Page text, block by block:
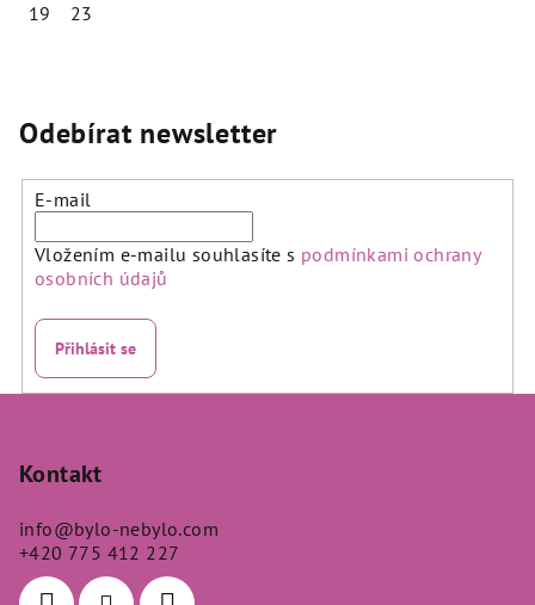
19
23
Odebírat newsletter
E-mail
Vložením e-mailu souhlasíte s podmínkami ochrany
osobních údajů
Přihlásit se
Kontakt
info@bylo-nebylo.com
+420 775 412 227